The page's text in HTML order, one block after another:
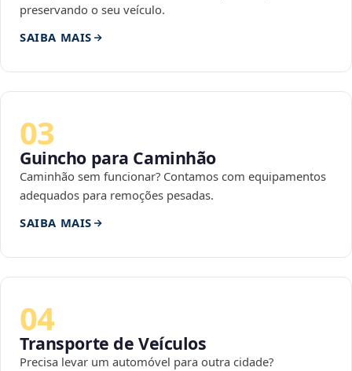
preservando o seu veículo.
SAIBA MAIS
03
Guincho para Caminhão
Caminhão sem funcionar? Contamos com equipamentos
adequados para remoções pesadas.
SAIBA MAIS
04
Transporte de Veículos
Precisa levar um automóvel para outra cidade?